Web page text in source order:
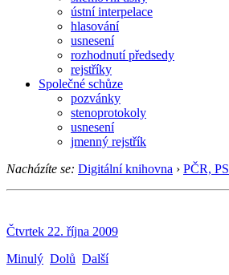
ústní interpelace
hlasování
usnesení
rozhodnutí předsedy
rejstříky
Společné schůze
pozvánky
stenoprotokoly
usnesení
jmenný rejstřík
Nacházíte se: Digitální knihovna › PČR,
Čtvrtek 22. října 2009
Minulý Dolů Další